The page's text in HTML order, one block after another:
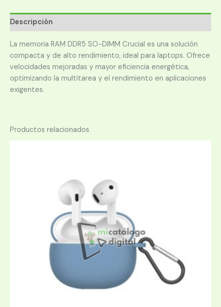
Descripción
La memoria RAM DDR5 SO-DIMM Crucial es una solución
compacta y de alto rendimiento, ideal para laptops. Ofrece
velocidades mejoradas y mayor eficiencia energética,
optimizando la multitarea y el rendimiento en aplicaciones
exigentes.
Productos relacionados